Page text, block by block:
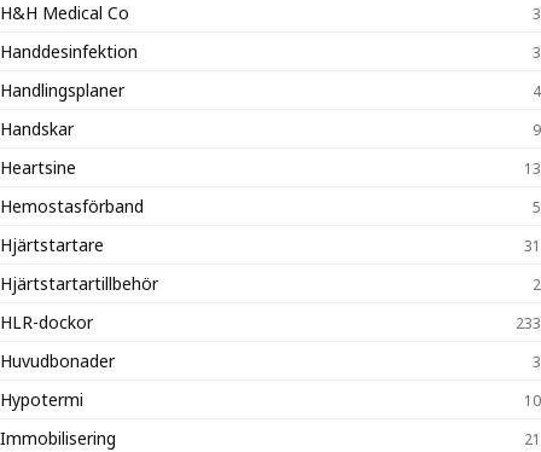
H&H Medical Co 3
Handdesinfektion 3
Handlingsplaner 4
Handskar 9
Heartsine 13
Hemostasförband 5
Hjärtstartare 31
Hjärtstartartillbehör 2
HLR-dockor 233
Huvudbonader 3
Hypotermi 10
Immobilisering 21